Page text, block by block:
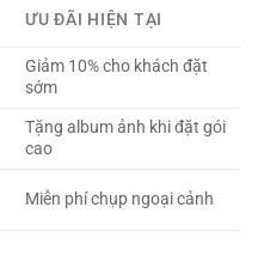
ƯU ĐÃI HIỆN TẠI
Giảm 10% cho khách đặt
sớm
Tặng album ảnh khi đặt gói
cao
Miễn phí chụp ngoại cảnh